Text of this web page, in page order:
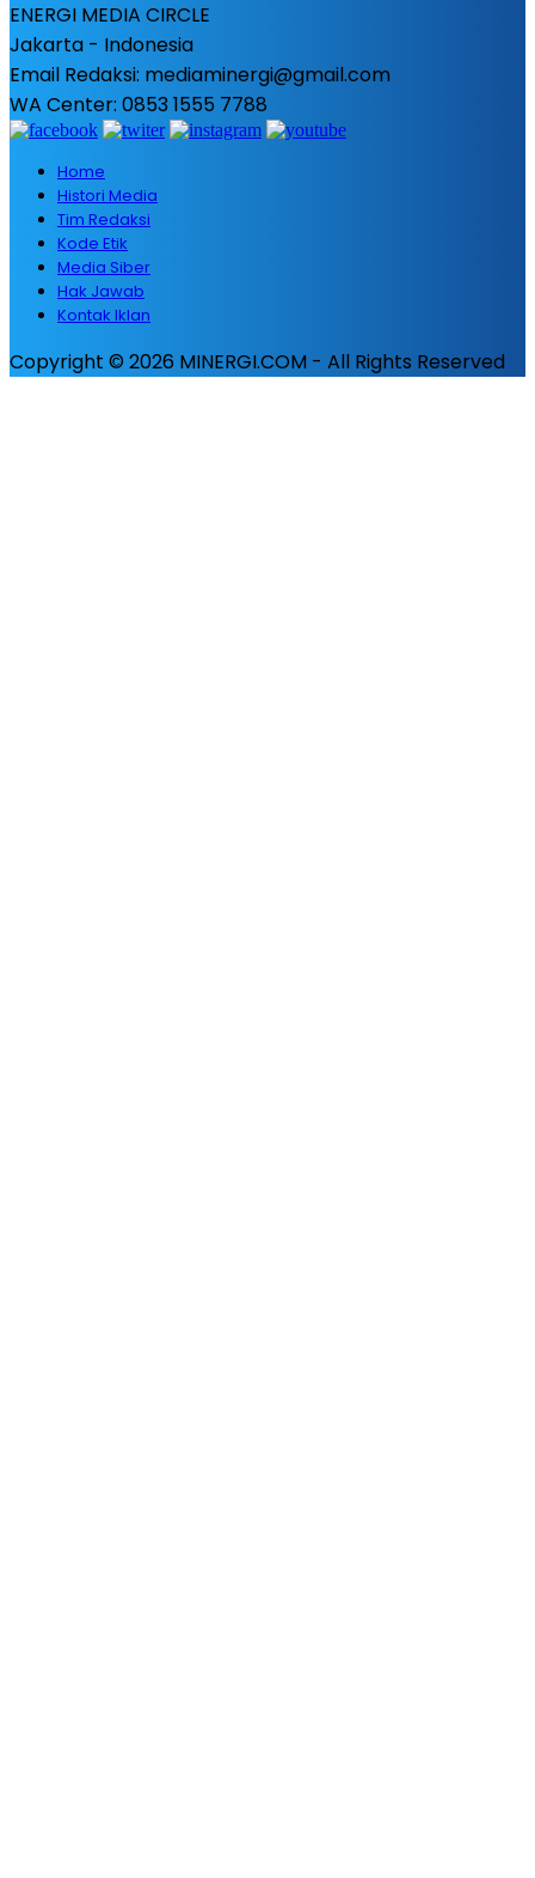
ENERGI MEDIA CIRCLE
Jakarta - Indonesia
Email Redaksi: mediaminergi@gmail.com
WA Center: 0853 1555 7788
Home
Histori Media
Tim Redaksi
Kode Etik
Media Siber
Hak Jawab
Kontak Iklan
Copyright © 2026 MINERGI.COM - All Rights Reserved